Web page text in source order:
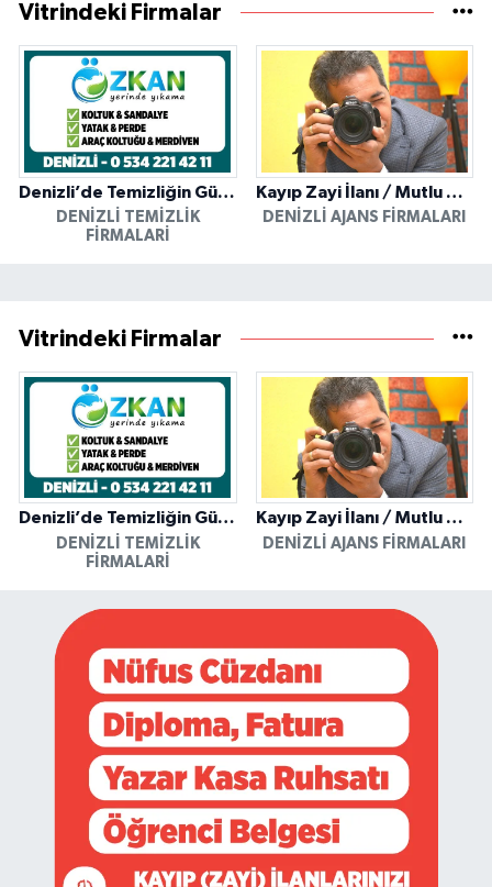
Vitrindeki Firmalar
Denizli’de Temizliğin Güvenilir Adresi: Özkan Yerinde Yıkama
DENIZLI TEMIZLIK
FIRMALARI
Kayıp Zayi İlanı / Mutlu Ajans / Denizli
DENIZLI AJANS FIRMALARI
Vitrindeki Firmalar
Denizli’de Temizliğin Güvenilir Adresi: Özkan Yerinde Yıkama
DENIZLI TEMIZLIK
FIRMALARI
Kayıp Zayi İlanı / Mutlu Ajans / Denizli
DENIZLI AJANS FIRMALARI